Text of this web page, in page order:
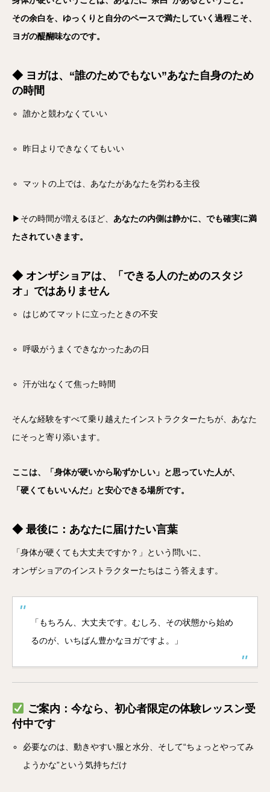
その余白を、ゆっくりと自分のペースで満たしていく過程こそ、
ヨガの醍醐味なのです。
◆ ヨガは、“誰のためでもない”あなた自身のため
の時間
誰かと競わなくていい
昨日よりできなくてもいい
マットの上では、あなたがあなたを労わる主役
▶その時間が増えるほど、 あなたの内側は静かに、でも確実に満
たされていきます。
◆ オンザショアは、「できる人のためのスタジ
オ」ではありません
はじめてマットに立ったときの不安
呼吸がうまくできなかったあの日
汗が出なくて焦った時間
そんな経験をすべて乗り越えたインストラクターたちが、あなた
にそっと寄り添います。
ここは、「身体が硬いから恥ずかしい」と思っていた人が、
「硬くてもいいんだ」と安心できる場所です。
◆ 最後に：あなたに届けたい言葉
「身体が硬くても大丈夫ですか？」という問いに、
オンザショアのインストラクターたちはこう答えます。
「もちろん、大丈夫です。むしろ、その状態から始め
るのが、いちばん豊かなヨガですよ。」
ご案内：今なら、初心者限定の体験レッスン受
付中です
必要なのは、動きやすい服と水分、そして“ちょっとやってみ
ようかな”という気持ちだけ